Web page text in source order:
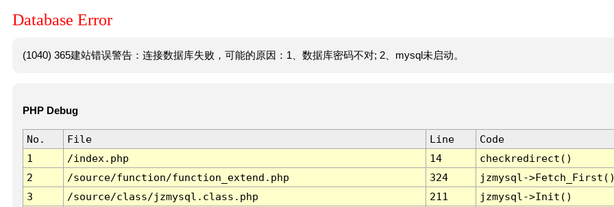
Database Error
(1040) 365建站错误警告：连接数据库失败，可能的原因：1、数据库密码不对; 2、mysql未启动。
PHP Debug
No. File Line
Code
1
/index.php 14
checkredirect()
2
/source/function/function_extend.php 324
jzmysql-
3
/source/class/jzmysql.class.php 211
jzmysql->Init()